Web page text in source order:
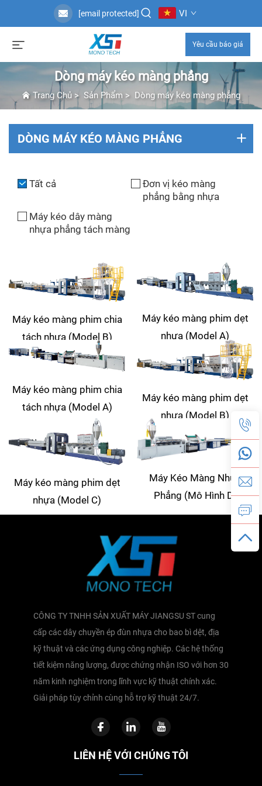
[email protected] VI
Yêu cầu báo giá
Dòng máy kéo màng phẳng
Trang Chủ > Sản Phẩm > Dòng máy kéo màng phẳng
DÒNG MÁY KÉO MÀNG PHẲNG
Tất cả
Đơn vị kéo màng
phẳng bằng nhựa
Máy kéo dây màng
nhựa phẳng tách màng
Máy kéo màng phim chia
tách nhựa (Model B)
Máy kéo màng phim dẹt
nhựa (Model A)
Máy kéo màng phim chia
tách nhựa (Model A)
Máy kéo màng phim dẹt
nhựa (Model B)
Máy kéo màng phim dẹt
nhựa (Model C)
Máy Kéo Màng Nhựa
Phẳng (Mô Hình D)
CÔNG TY TNHH SẢN XUẤT MÁY JIANGSU ST cung
cấp các dây chuyền ép đùn nhựa cho bao bì dệt, địa
kỹ thuật và các ứng dụng công nghiệp. Các hệ thống
tiết kiệm năng lượng, được chứng nhận ISO với hơn 30
năm kinh nghiệm trong lĩnh vực kỹ thuật chính xác.
Giải pháp tùy chỉnh cùng hỗ trợ kỹ thuật 24/7.
LIÊN HỆ VỚI CHÚNG TÔI